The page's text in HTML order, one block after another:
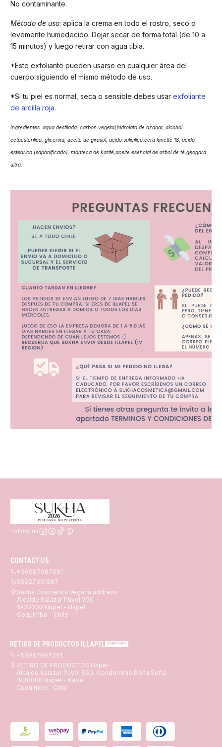
No contaminante.
Método de uso: aplica la crema en todo el rostro, seco o
levemente humedecido. Dejar secar de forma total (de 10 a
15 minutos) y luego retirar con agua tibia.
*Este exfoliante pueden usarse en cualquier área del
cuerpo siguiendo el mismo método de uso.
*Si tu piel es normal, seca o sensible debes usar exfoliante
de arcilla roja.
Ingredientes: agua destilada, carbon vegetal,hidrolato de azahar, alcohol
cetoesterilico, glicerina, aceite de girasol, acido salicílico,cera lanette 18, acido
estearico (saponificado), manteca de karité,aceite esencial de arbol de té,geogard
ultra.
Follow us
CONTACT US
+56987987291
56927361887
Sukha Cosmética Vegana address
Alcalde Salazar Puyol 550
1930000 Illapel - Illapel
Coquimbo - Chile
RETIRO DE PRODUCTOS ILLAPEL PICKUP POINT
+56987987291
RETIRO DE PRODUCTOS Illapel
Alcalde Salazar Puyol 550, Condominio Doña Sofia
1930000 Illapel - Illapel
Coquimbo - Chile